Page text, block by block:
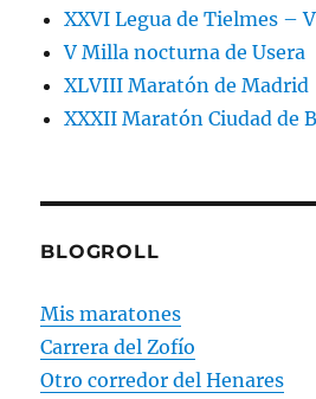
XXVI Legua de Tielmes –
V Milla nocturna de Usera
XLVIII Maratón de Madrid
XXXII Maratón Ciudad de
BLOGROLL
Mis maratones
Carrera del Zofío
Otro corredor del Henares